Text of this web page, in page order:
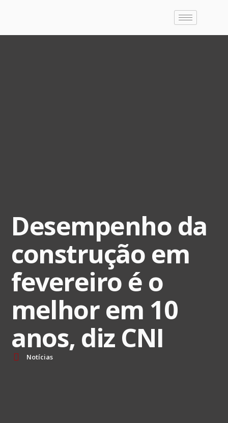
Desempenho da
construção em
fevereiro é o
melhor em 10
anos, diz CNI
Notícias